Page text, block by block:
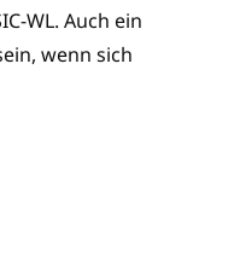
WL. Auch ein
wenn sich